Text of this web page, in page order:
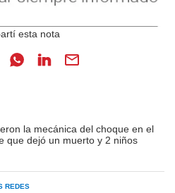
la mecánica del choque en el
que dejó un muerto y 2 niños
REDES